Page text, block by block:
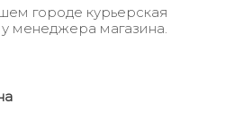
городе курьерская
менеджера магазина.